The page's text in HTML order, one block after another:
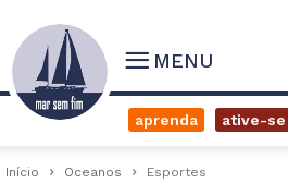
MENU
aprenda ative-se
Início Oceanos Esportes